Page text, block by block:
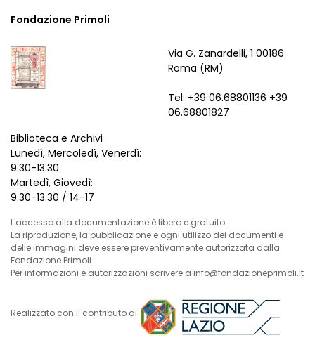
Fondazione Primoli
Via G. Zanardelli, 1 00186
Roma (RM)
Tel: +39 06.68801136 +39
06.68801827
Biblioteca e Archivi
Lunedì, Mercoledì, Venerdì:
9.30-13.30
Martedì, Giovedì:
9.30-13.30 / 14-17
L'accesso alla documentazione è libero e gratuito.
La riproduzione, la pubblicazione e ogni utilizzo dei documenti e
delle immagini deve essere preventivamente autorizzata dalla
Fondazione Primoli.
Per informazioni e autorizzazioni scrivere a info@fondazioneprimoli.it
Realizzato con il contributo di